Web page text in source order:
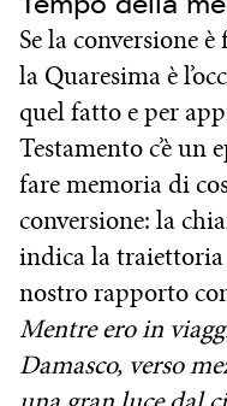
Se la conversione
la Quaresima è
quel fatto e per
Testamento c’è
fare memoria di
conversione: la
indica la
nostro rapporto
Mentre ero in
Damasco, verso